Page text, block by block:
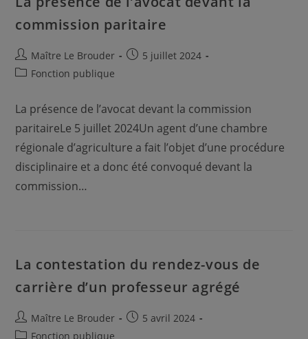
commission paritaire
Auteur/autrice
de
Maître Le Brouder
Publication
5 juillet 2024
PostFonction publique
La présence de l’avocat devant la commission
paritaireLe 5 juillet 2024Un agent d’une chambre
régionale d’agriculture a fait l’objet d’une procédure
disciplinaire et a donc été convoqué devant la
commission…
La contestation du rendez-vous de
carrière d’un professeur agrégé
Auteur/autrice
de
Maître Le Brouder
Publication
5 avril 2024
PostFonction publique